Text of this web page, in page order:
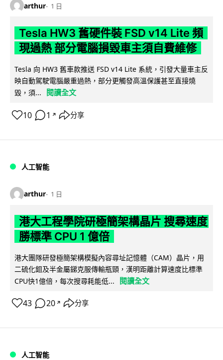
arthur 1 日
Tesla HW3 舊硬件裝 FSD v14 Lite 頻
現過熱 部分電腦損毀車主須自費維修
Tesla 向 HW3 舊車款推送 FSD v14 Lite 系統，引發大量車主反
映自動駕駛電腦嚴重過熱，部分更觸發高溫保護甚至直接燒
毀，須...
閱讀全文
10 1 ↗ 分享
人工智能
arthur 1 日
港大工程學院研極簡架構晶片 搜尋速度
勝標準 CPU 1 億倍
港大團隊研發極簡架構模擬內容尋址記憶體（CAM）晶片，用
二硫化鉬及半金屬銻克服傳輸瓶頸，漢明距離計算速度比標準
CPU快1億倍，每次搜尋耗能低...
閱讀全文
43 20 ↗ 分享
人工智能